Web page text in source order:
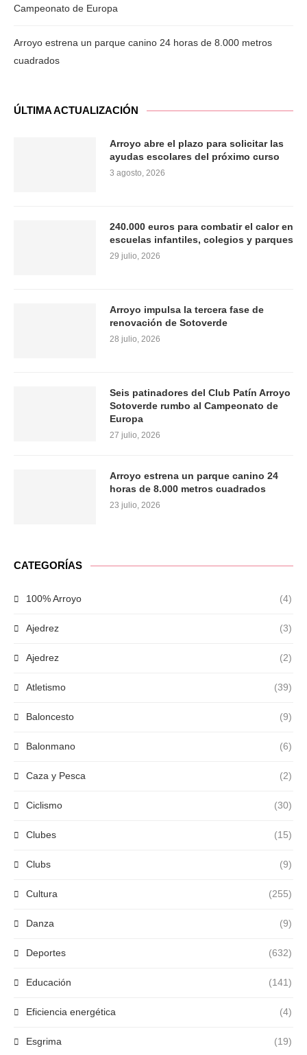
Campeonato de Europa
Arroyo estrena un parque canino 24 horas de 8.000 metros
cuadrados
ÚLTIMA ACTUALIZACIÓN
Arroyo abre el plazo para solicitar las
ayudas escolares del próximo curso
3 agosto, 2026
240.000 euros para combatir el calor en
escuelas infantiles, colegios y parques
29 julio, 2026
Arroyo impulsa la tercera fase de
renovación de Sotoverde
28 julio, 2026
Seis patinadores del Club Patín Arroyo
Sotoverde rumbo al Campeonato de
Europa
27 julio, 2026
Arroyo estrena un parque canino 24
horas de 8.000 metros cuadrados
23 julio, 2026
CATEGORÍAS
100% Arroyo (4)
Ajedrez (3)
Ajedrez (2)
Atletismo (39)
Baloncesto (9)
Balonmano (6)
Caza y Pesca (2)
Ciclismo (30)
Clubes (15)
Clubs (9)
Cultura (255)
Danza (9)
Deportes (632)
Educación (141)
Eficiencia energética (4)
Esgrima (19)